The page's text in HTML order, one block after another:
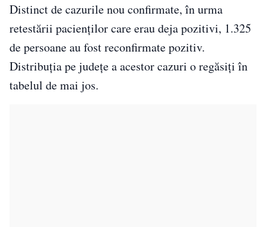
Distinct de cazurile nou confirmate, în urma
retestării pacienților care erau deja pozitivi, 1.325
de persoane au fost reconfirmate pozitiv.
Distribuția pe județe a acestor cazuri o regăsiți în
tabelul de mai jos.